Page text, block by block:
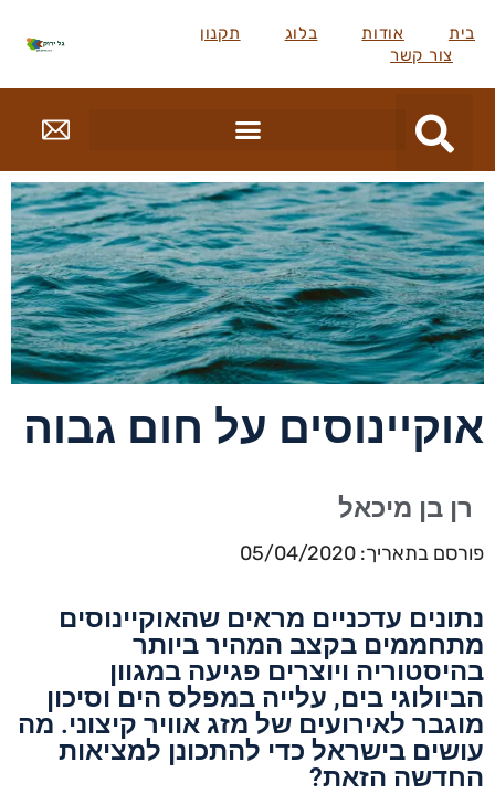
בית אודות בלוג
תקנון
צור קשר
אוקיינוסים על חום גבוה
רן בן מיכאל
פורסם בתאריך: 05/04/2020
נתונים עדכניים מראים שהאוקיינוסים
מתחממים בקצב המהיר ביותר
בהיסטוריה ויוצרים פגיעה במגוון
הביולוגי בים, עלייה במפלס הים וסיכון
מוגבר לאירועים של מזג אוויר קיצוני. מה
עושים בישראל כדי להתכונן למציאות
החדשה הזאת?